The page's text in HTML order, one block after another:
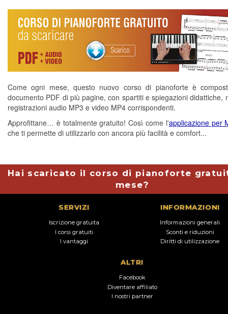
Come ogni mese, questo nuovo corso di pianoforte è
documento PDF di più pagine, con spartiti e spiegazioni didattiche,
registrazioni audio MP3 e video MP4 corrispondenti.
Approfittane… è totalmente gratuito! Così come l'applicazione per
che ti permette di utilizzarlo con ancora più facilità e comfort...
Hai scaricato il corso di pianoforte
mese?
SERVIZI
Iscrizione gratuita
I corsi gratuiti
I vantaggi
INFORMAZIONI
Informazioni generali
Sconti e riduzioni
Diritti di utilizzazione
ALTRI
Facebook
Diventare affiliato
I nostri partner